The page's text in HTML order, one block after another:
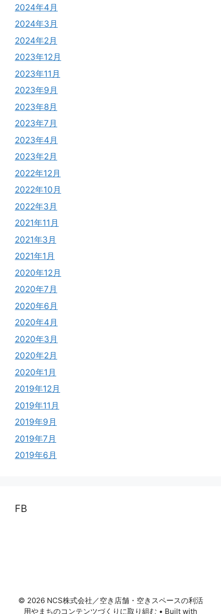
2024年4月
2024年3月
2024年2月
2023年12月
2023年11月
2023年9月
2023年8月
2023年7月
2023年4月
2023年2月
2022年12月
2022年10月
2022年3月
2021年11月
2021年3月
2021年1月
2020年12月
2020年7月
2020年6月
2020年4月
2020年3月
2020年2月
2020年1月
2019年12月
2019年11月
2019年9月
2019年7月
2019年6月
FB
© 2026 NCS株式会社／空き店舗・空きスペースの利活
用やまちのコンテンツづくりに取り組む • Built with